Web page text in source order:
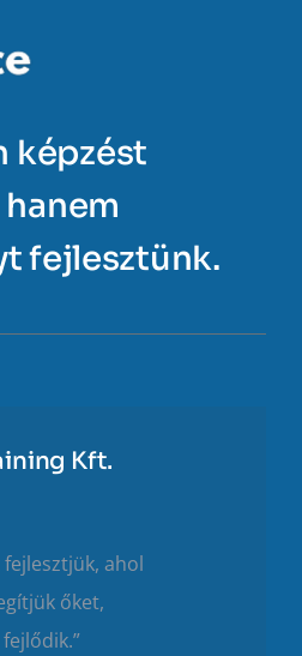
képzést
fejlesztünk.
Kft.
ahol
őket,